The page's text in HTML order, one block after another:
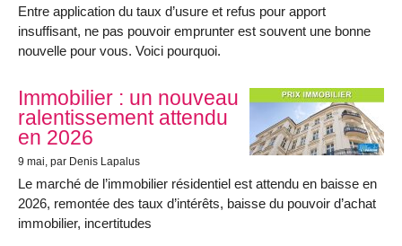
Entre application du taux d’usure et refus pour apport
insuffisant, ne pas pouvoir emprunter est souvent une bonne
nouvelle pour vous. Voici pourquoi.
Immobilier : un nouveau
ralentissement attendu
en 2026
9 mai, par Denis Lapalus
Le marché de l’immobilier résidentiel est attendu en baisse en
2026, remontée des taux d’intérêts, baisse du pouvoir d’achat
immobilier, incertitudes